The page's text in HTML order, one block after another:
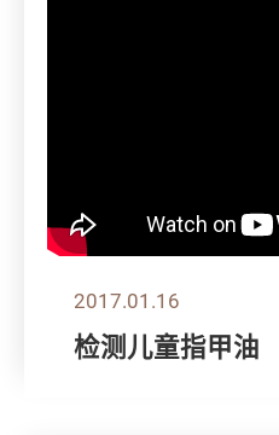
2017.01.16
检测儿童指甲油